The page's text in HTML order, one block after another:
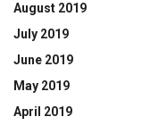
August 2019
July 2019
June 2019
May 2019
April 2019